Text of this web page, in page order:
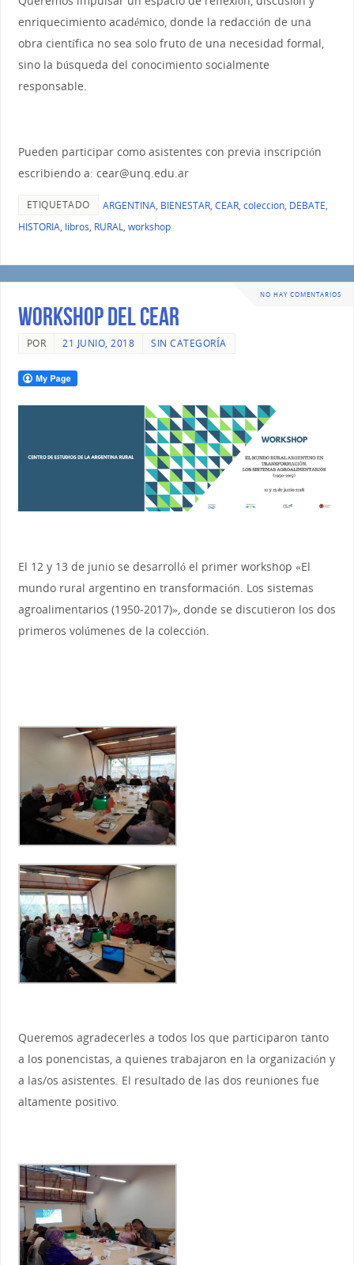
enriquecimiento académico, donde la redacción de una
obra científica no sea solo fruto de una necesidad formal,
sino la búsqueda del conocimiento socialmente
responsable.
Pueden participar como asistentes con previa inscripción
escribiendo a: cear@unq.edu.ar
ETIQUETADO ARGENTINA, BIENESTAR, CEAR, coleccion, DEBATE,
HISTORIA, libros, RURAL, workshop
NO HAY COMENTARIOS
WORKSHOP DEL CEAR
POR 21 JUNIO, 2018 SIN CATEGORÍA
El 12 y 13 de junio se desarrolló el primer workshop «El
mundo rural argentino en transformación. Los sistemas
agroalimentarios (1950-2017)», donde se discutieron los dos
primeros volúmenes de la colección.
Queremos agradecerles a todos los que participaron tanto
a los ponencistas, a quienes trabajaron en la organización y
a las/os asistentes. El resultado de las dos reuniones fue
altamente positivo.